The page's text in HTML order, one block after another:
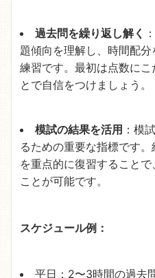
過去問を繰り返し解く
題傾向を理解し、時間配
練習です。最初は点数に
とで自信をつけましょう。
模試の結果を活用 ：模
るための重要な指標です
を重点的に復習すること
ことが可能です。
スケジュール例：
平日：2〜3時間の過去